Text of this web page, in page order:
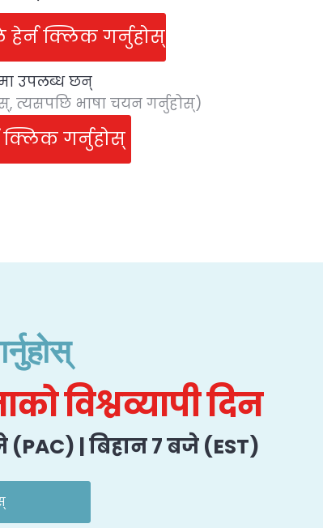
हेर्न क्लिक गर्नुहोस्
उपलब्ध छन्
त्यसपछि भाषा चयन गर्नुहोस्)
क्लिक गर्नुहोस्
विश्वव्यापी दिन
(PAC) | बिहान ७ बजे (EST)